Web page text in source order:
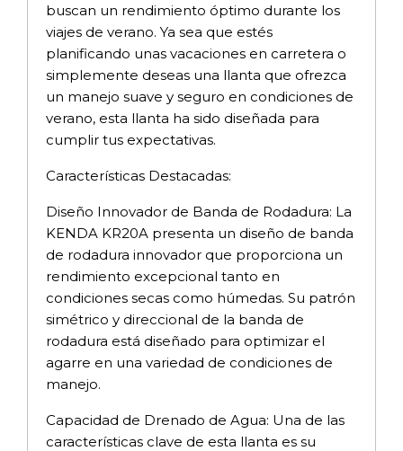
buscan un rendimiento óptimo durante los
viajes de verano. Ya sea que estés
planificando unas vacaciones en carretera o
simplemente deseas una llanta que ofrezca
un manejo suave y seguro en condiciones de
verano, esta llanta ha sido diseñada para
cumplir tus expectativas.
Características Destacadas:
Diseño Innovador de Banda de Rodadura: La
KENDA KR20A presenta un diseño de banda
de rodadura innovador que proporciona un
rendimiento excepcional tanto en
condiciones secas como húmedas. Su patrón
simétrico y direccional de la banda de
rodadura está diseñado para optimizar el
agarre en una variedad de condiciones de
manejo.
Capacidad de Drenado de Agua: Una de las
características clave de esta llanta es su